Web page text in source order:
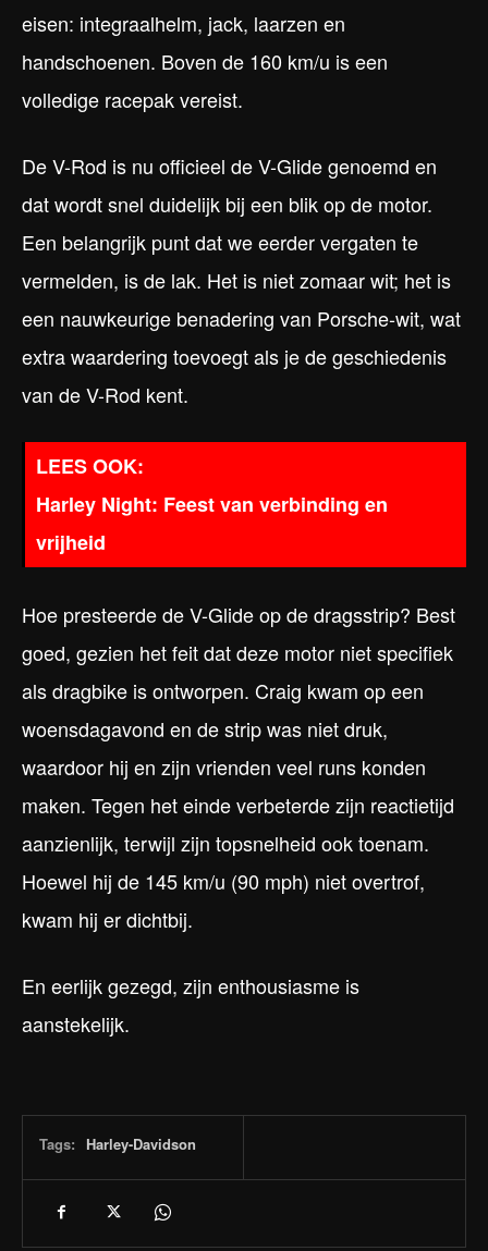
eisen: integraalhelm, jack, laarzen en
handschoenen. Boven de 160 km/u is een
volledige racepak vereist.
De V-Rod is nu officieel de V-Glide genoemd en
dat wordt snel duidelijk bij een blik op de motor.
Een belangrijk punt dat we eerder vergaten te
vermelden, is de lak. Het is niet zomaar wit; het is
een nauwkeurige benadering van Porsche-wit, wat
extra waardering toevoegt als je de geschiedenis
van de V-Rod kent.
Harley Night: Feest van verbinding en
vrijheid
Hoe presteerde de V-Glide op de dragsstrip? Best
goed, gezien het feit dat deze motor niet specifiek
als dragbike is ontworpen. Craig kwam op een
woensdagavond en de strip was niet druk,
waardoor hij en zijn vrienden veel runs konden
maken. Tegen het einde verbeterde zijn reactietijd
aanzienlijk, terwijl zijn topsnelheid ook toenam.
Hoewel hij de 145 km/u (90 mph) niet overtrof,
kwam hij er dichtbij.
En eerlijk gezegd, zijn enthousiasme is
aanstekelijk.
Tags: Harley-Davidson